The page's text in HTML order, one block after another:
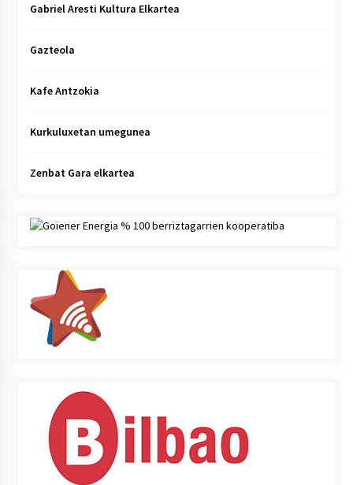
Gabriel Aresti Kultura Elkartea
Gazteola
Kafe Antzokia
Kurkuluxetan umegunea
Zenbat Gara elkartea